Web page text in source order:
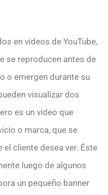
en vídeos de YouTube,
se reproducen antes de
o emergen durante su
visualizar dos
es un vídeo que
o marca, que se
cliente desea ver. Éste
luego de algunos
un pequeño banner